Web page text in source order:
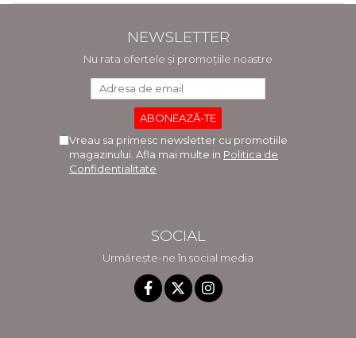
NEWSLETTER
Nu rata ofertele și promoțiile noastre
Vreau sa primesc newsletter cu promotiile
magazinului. Afla mai multe in Politica de
Confidentialitate
SOCIAL
Urmărește-ne în social media